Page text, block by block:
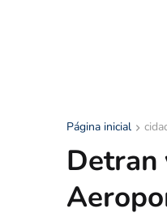
Página inicial
Detran